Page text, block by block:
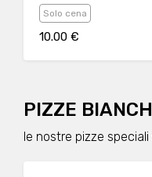
Solo cena
10.00 €
PIZZE
le nostre pizze